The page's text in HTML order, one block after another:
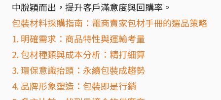
中脫穎而出，提升客戶滿意度與回購率。
包裝材料採購指南：電商賣家包材手冊的選品策略
1. 明確需求：商品特性與運輸考量
2. 包材種類與成本分析：精打細算
3. 環保意識抬頭：永續包裝成趨勢
4. 品牌形象塑造：包裝即是行銷